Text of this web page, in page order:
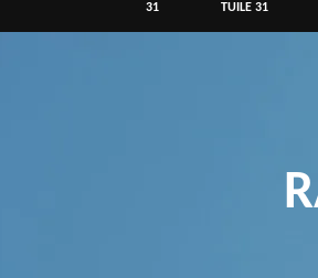
31
TUILE 31